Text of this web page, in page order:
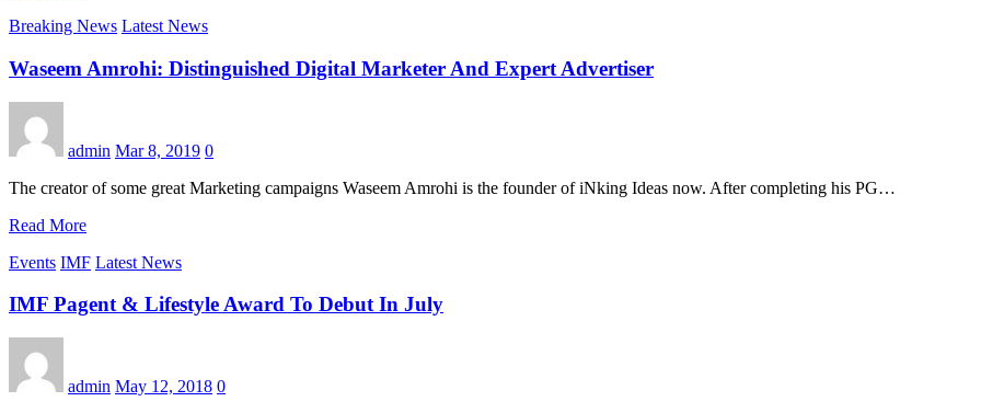
Breaking News Latest News
Waseem Amrohi: Distinguished Digital Marketer And Expert Advertiser
admin Mar 8, 2019 0
The creator of some great Marketing campaigns Waseem Amrohi is the founder of iNking Ideas now. After completing his PG…
Read More
Events IMF Latest News
IMF Pagent & Lifestyle Award To Debut In July
admin May 12, 2018 0